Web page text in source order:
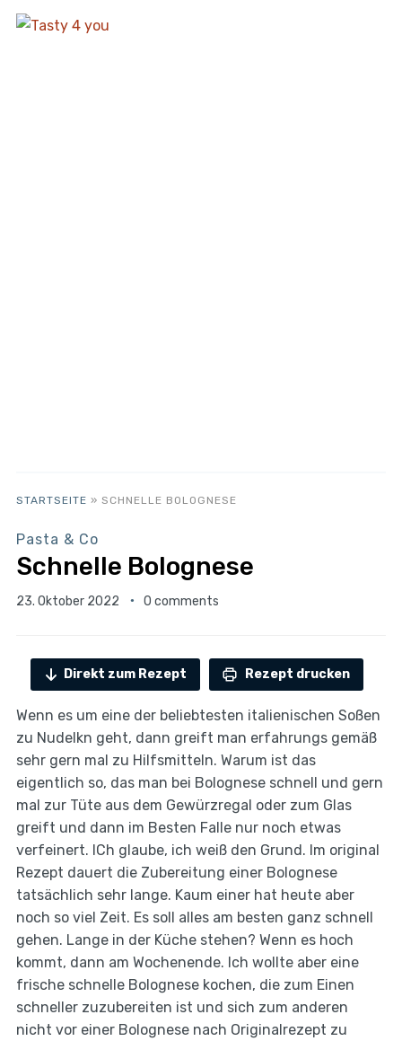
STARTSEITE » SCHNELLE BOLOGNESE
Pasta & Co
Schnelle Bolognese
23. Oktober 2022 0 comments
Direkt zum Rezept Rezept drucken
Wenn es um eine der beliebtesten italienischen Soßen
zu Nudelkn geht, dann greift man erfahrungs gemäß
sehr gern mal zu Hilfsmitteln. Warum ist das
eigentlich so, das man bei Bolognese schnell und gern
mal zur Tüte aus dem Gewürzregal oder zum Glas
greift und dann im Besten Falle nur noch etwas
verfeinert. ICh glaube, ich weiß den Grund. Im original
Rezept dauert die Zubereitung einer Bolognese
tatsächlich sehr lange. Kaum einer hat heute aber
noch so viel Zeit. Es soll alles am besten ganz schnell
gehen. Lange in der Küche stehen? Wenn es hoch
kommt, dann am Wochenende. Ich wollte aber eine
frische schnelle Bolognese kochen, die zum Einen
schneller zuzubereiten ist und sich zum anderen
nicht vor einer Bolognese nach Originalrezept zu